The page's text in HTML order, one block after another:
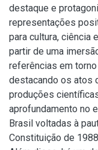
destaque e
representações
para cultura, ciência
partir de uma
referências em
destacando os atos
produções
aprofundamento no
Brasil voltadas à
Constituição de